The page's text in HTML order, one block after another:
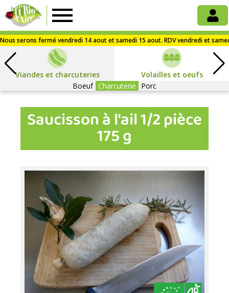
La
Ti'Bio
d'Aire
Viandes et charcuteries
Volailles et oeufs
Boeuf Charcuterie Porc
Saucisson à l'ail 1/2 pièce
175 g